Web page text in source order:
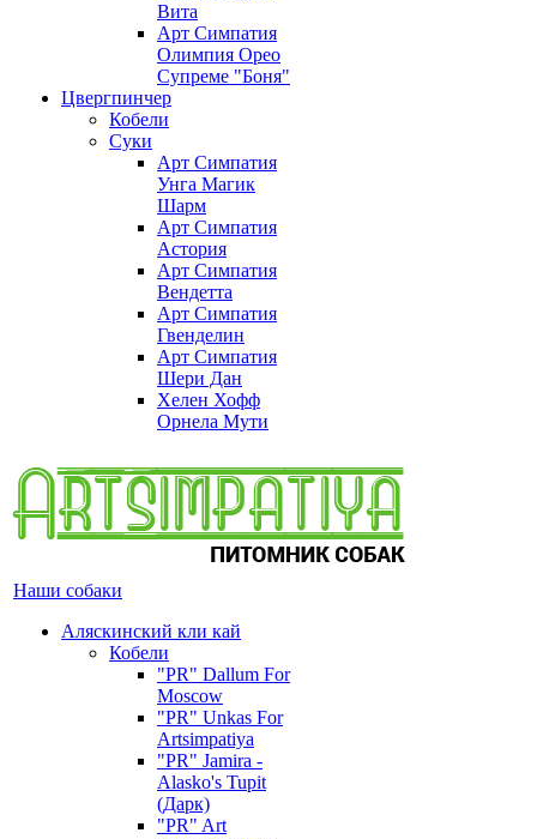
Вита
Арт Симпатия
Олимпия Орео
Супреме "Боня"
Цвергпинчер
Кобели
Суки
Арт Симпатия
Унга Магик
Шарм
Арт Симпатия
Астория
Арт Симпатия
Вендетта
Арт Симпатия
Гвенделин
Арт Симпатия
Шери Дан
Хелен Хофф
Орнела Мути
Наши собаки
Аляскинский кли кай
Кобели
"PR" Dallum For
Moscow
"PR" Unkas For
Artsimpatiya
"PR" Jamira -
Alasko's Tupit
(Дарк)
"PR" Art